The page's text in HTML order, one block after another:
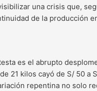
una crisis que,
de la producción
es el abrupto
21 kilos cayó de S/ 50 a
repentina no solo